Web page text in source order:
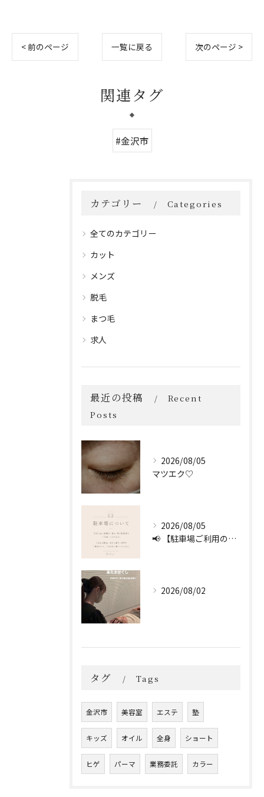
< 前のページ 一覧に戻る 次のページ >
関連タグ
#金沢市
カテゴリー Categories
全てのカテゴリー
カット
メンズ
脱毛
まつ毛
求人
最近の投稿
Recent
Posts
2026/08/05
マツエク♡
2026/08/05
📢 【駐車場ご利用のお願い】 🚗
2026/08/02
タグ Tags
金沢市 美容室 エステ 塾
キッズ オイル 全身 ショート
ヒゲ パーマ 業務委託 カラー